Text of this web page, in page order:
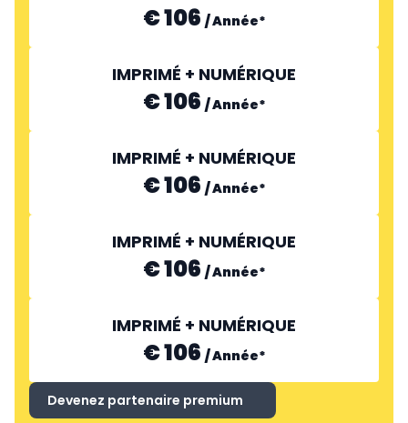
€ 106 /Année*
IMPRIMÉ + NUMÉRIQUE
€ 106 /Année*
IMPRIMÉ + NUMÉRIQUE
€ 106 /Année*
IMPRIMÉ + NUMÉRIQUE
€ 106 /Année*
IMPRIMÉ + NUMÉRIQUE
€ 106 /Année*
Devenez partenaire premium